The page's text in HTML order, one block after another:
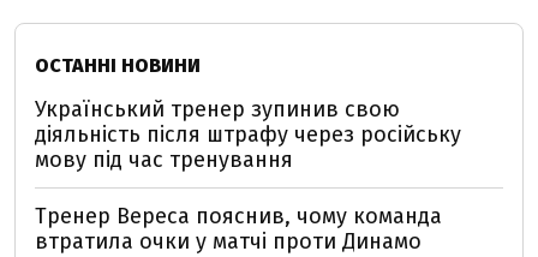
ОСТАННІ НОВИНИ
Український тренер зупинив свою
діяльність після штрафу через російську
мову під час тренування
Тренер Вереса пояснив, чому команда
втратила очки у матчі проти Динамо